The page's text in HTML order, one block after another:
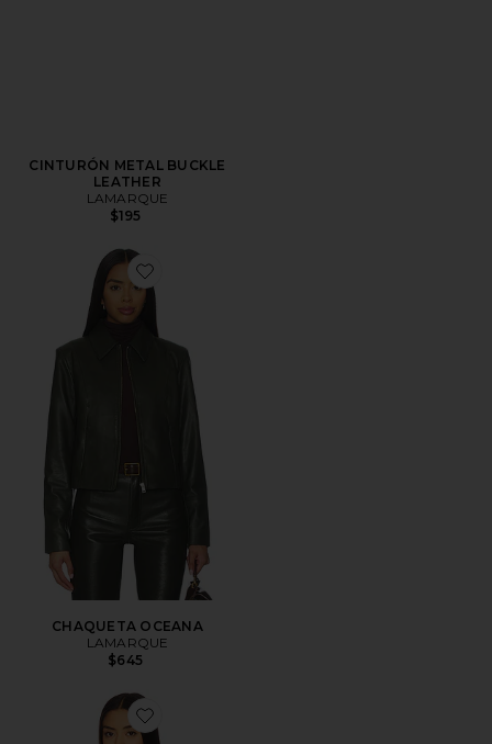
CINTURÓN METAL BUCKLE
LEATHER
LAMARQUE
$195
Favorite CHAQUETA OCEANA
CHAQUETA OCEANA
LAMARQUE
$645
Favorite Top Solange